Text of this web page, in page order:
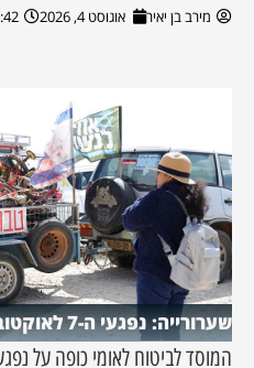
מירב בן יאיר אוגוסט 4, 2026 pm
שערורייה: נפגעי ה-7 לאוקטובר ממשיכים להיפגע